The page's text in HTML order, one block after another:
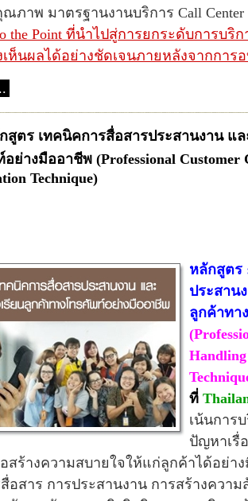
ภาพ มาตรฐานงานบริการ Call Center
the Point ที่นำไปสู่การยกระดับการบริ
เห็นผลได้อย่างชัดเจนภายหลังจากการ
สูตร เทคนิคการสื่อสารประสานงาน แล
ย่างมืออาชีพ (Professional Customer
Technique)
หลักสูตร
ประสาน
ลูกค้าทา
ที่
เน้นการ
ปัญหาเรื่
สร้างความสบายใจให้แก่ลูกค้าได้อย่า
อสาร การประสานงาน การสร้างควา